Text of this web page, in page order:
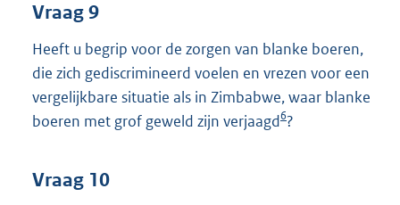
Vraag 9
Heeft u begrip voor de zorgen van blanke boeren,
die zich gediscrimineerd voelen en vrezen voor een
vergelijkbare situatie als in Zimbabwe, waar blanke
boeren met grof geweld zijn verjaagd6?
Vraag 10